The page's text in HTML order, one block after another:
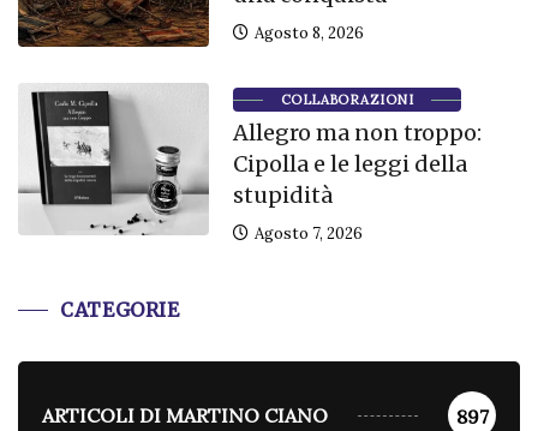
Agosto 8, 2026
COLLABORAZIONI
Allegro ma non troppo:
Cipolla e le leggi della
stupidità
Agosto 7, 2026
CATEGORIE
ARTICOLI DI MARTINO CIANO 897